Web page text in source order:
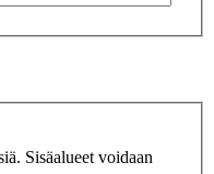
Sisäalueet voidaan